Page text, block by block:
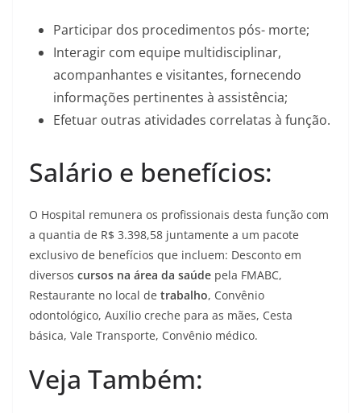
Participar dos procedimentos pós- morte;
Interagir com equipe multidisciplinar,
acompanhantes e visitantes, fornecendo
informações pertinentes à assistência;
Efetuar outras atividades correlatas à função.
Salário e benefícios:
O Hospital remunera os profissionais desta função com
a quantia de R$ 3.398,58 juntamente a um pacote
exclusivo de benefícios que incluem: Desconto em
diversos cursos na área da saúde pela FMABC,
Restaurante no local de trabalho, Convênio
odontológico, Auxílio creche para as mães, Cesta
básica, Vale Transporte, Convênio médico.
Veja Também: